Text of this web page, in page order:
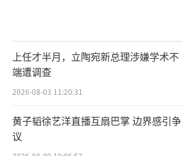
上任才半月，立陶宛新总理涉嫌学术不
端遭调查
2026-08-03 11:20:31
黄子韬徐艺洋直播互扇巴掌 边界感引争
议